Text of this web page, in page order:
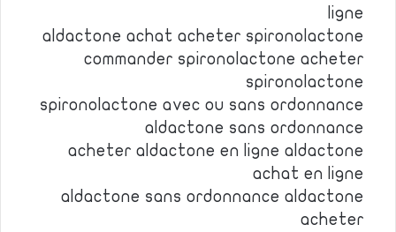
ligne
aldactone achat acheter spironolactone
commander spironolactone acheter
spironolactone
spironolactone avec ou sans ordonnance
aldactone sans ordonnance
acheter aldactone en ligne aldactone
achat en ligne
aldactone sans ordonnance aldactone
acheter